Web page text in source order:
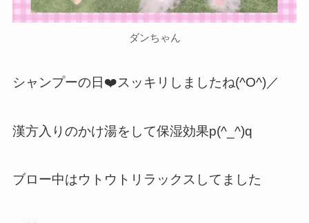
ダンちゃん
シャンプーの日❤️スッキリしましたね(^O^)／
漢方入りのかけ湯をして保湿効果p(^_^)q
ブロー中はウトウトリラックスしてました